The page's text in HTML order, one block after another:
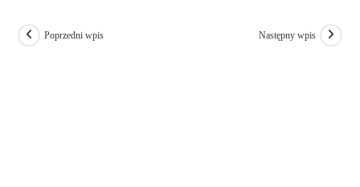
Poprzedni wpis Następny wpis